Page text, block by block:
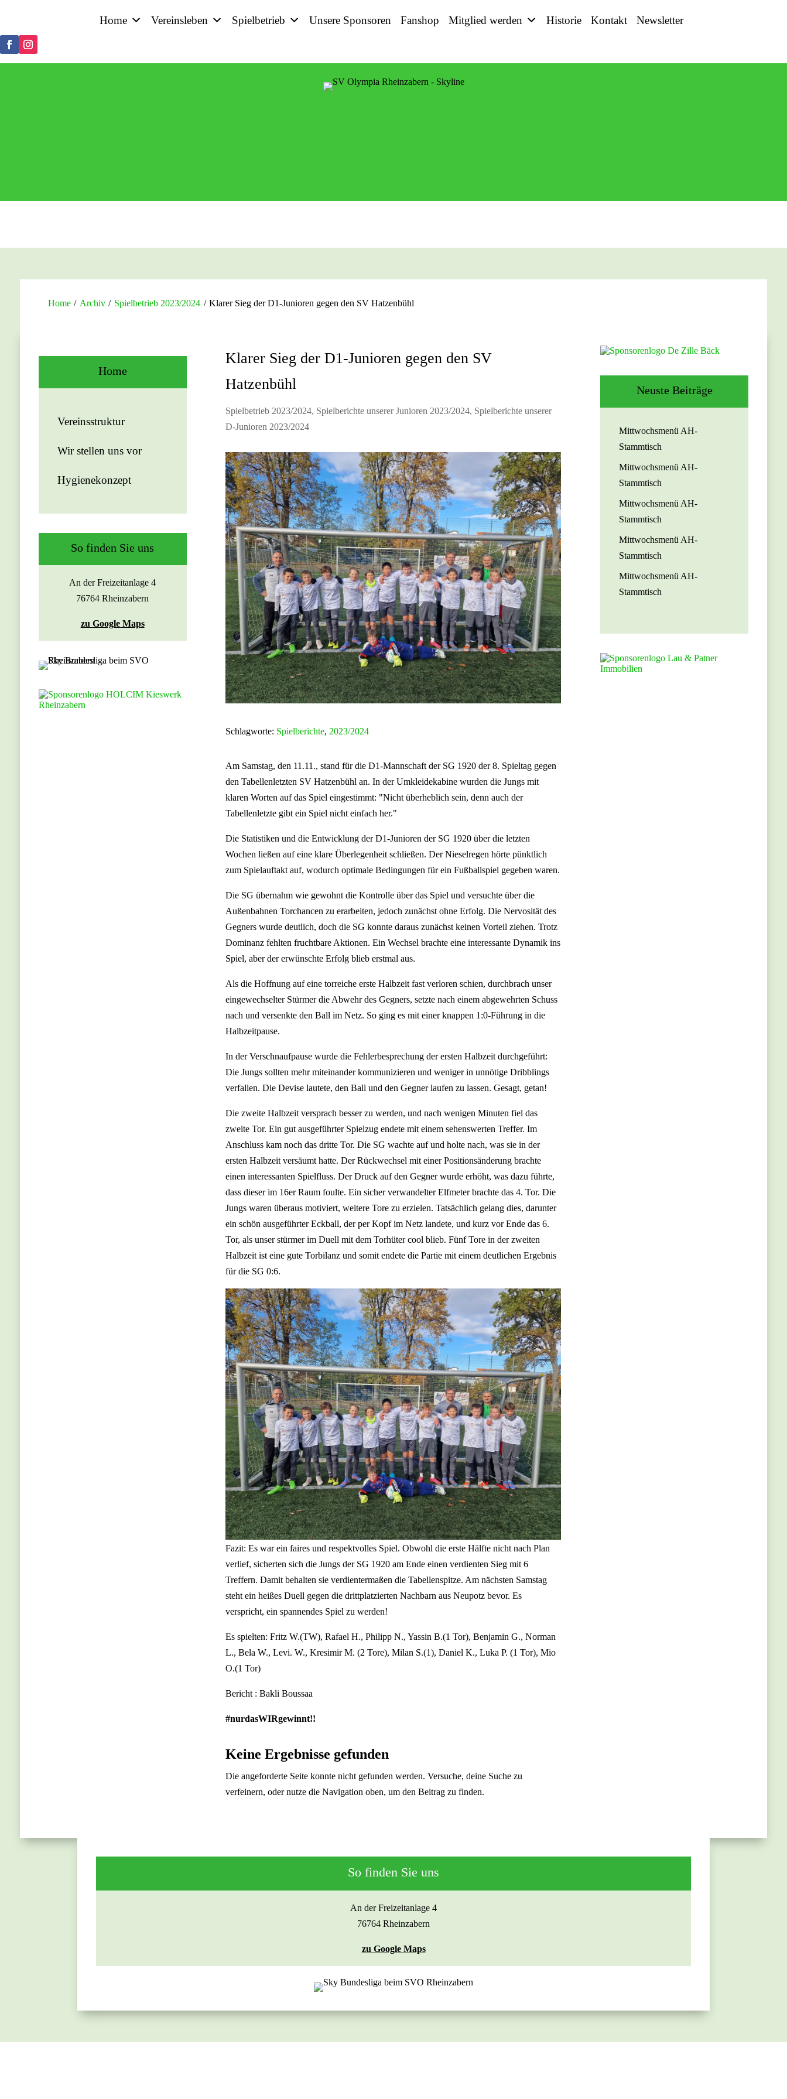
Home Vereinsleben Spielbetrieb Unsere Sponsoren Fanshop Mitglied werden Historie Kontakt Newsletter
Home / Archiv / Spielbetrieb 2023/2024 / Klarer Sieg der D1-Junioren gegen den SV Hatzenbühl
Home
Vereinsstruktur
Wir stellen uns vor
Hygienekonzept
So finden Sie uns
An der Freizeitanlage 4
76764 Rheinzabern
zu Google Maps
Klarer Sieg der D1-Junioren gegen den SV
Hatzenbühl
Spielbetrieb 2023/2024, Spielberichte unserer Junioren 2023/2024, Spielberichte unserer
D-Junioren 2023/2024
Schlagworte: Spielberichte, 2023/2024
Am Samstag, den 11.11., stand für die D1-Mannschaft der SG 1920 der 8. Spieltag gegen
den Tabellenletzten SV Hatzenbühl an. In der Umkleidekabine wurden die Jungs mit
klaren Worten auf das Spiel eingestimmt: "Nicht überheblich sein, denn auch der
Tabellenletzte gibt ein Spiel nicht einfach her."
Die Statistiken und die Entwicklung der D1-Junioren der SG 1920 über die letzten
Wochen ließen auf eine klare Überlegenheit schließen. Der Nieselregen hörte pünktlich
zum Spielauftakt auf, wodurch optimale Bedingungen für ein Fußballspiel gegeben waren.
Die SG übernahm wie gewohnt die Kontrolle über das Spiel und versuchte über die
Außenbahnen Torchancen zu erarbeiten, jedoch zunächst ohne Erfolg. Die Nervosität des
Gegners wurde deutlich, doch die SG konnte daraus zunächst keinen Vorteil ziehen. Trotz
Dominanz fehlten fruchtbare Aktionen. Ein Wechsel brachte eine interessante Dynamik ins
Spiel, aber der erwünschte Erfolg blieb erstmal aus.
Als die Hoffnung auf eine torreiche erste Halbzeit fast verloren schien, durchbrach unser
eingewechselter Stürmer die Abwehr des Gegners, setzte nach einem abgewehrten Schuss
nach und versenkte den Ball im Netz. So ging es mit einer knappen 1:0-Führung in die
Halbzeitpause.
In der Verschnaufpause wurde die Fehlerbesprechung der ersten Halbzeit durchgeführt:
Die Jungs sollten mehr miteinander kommunizieren und weniger in unnötige Dribblings
verfallen. Die Devise lautete, den Ball und den Gegner laufen zu lassen. Gesagt, getan!
Die zweite Halbzeit versprach besser zu werden, und nach wenigen Minuten fiel das
zweite Tor. Ein gut ausgeführter Spielzug endete mit einem sehenswerten Treffer. Im
Anschluss kam noch das dritte Tor. Die SG wachte auf und holte nach, was sie in der
ersten Halbzeit versäumt hatte. Der Rückwechsel mit einer Positionsänderung brachte
einen interessanten Spielfluss. Der Druck auf den Gegner wurde erhöht, was dazu führte,
dass dieser im 16er Raum foulte. Ein sicher verwandelter Elfmeter brachte das 4. Tor. Die
Jungs waren überaus motiviert, weitere Tore zu erzielen. Tatsächlich gelang dies, darunter
ein schön ausgeführter Eckball, der per Kopf im Netz landete, und kurz vor Ende das 6.
Tor, als unser stürmer im Duell mit dem Torhüter cool blieb. Fünf Tore in der zweiten
Halbzeit ist eine gute Torbilanz und somit endete die Partie mit einem deutlichen Ergebnis
für die SG 0:6.
Fazit: Es war ein faires und respektvolles Spiel. Obwohl die erste Hälfte nicht nach Plan
verlief, sicherten sich die Jungs der SG 1920 am Ende einen verdienten Sieg mit 6
Treffern. Damit behalten sie verdientermaßen die Tabellenspitze. Am nächsten Samstag
steht ein heißes Duell gegen die drittplatzierten Nachbarn aus Neupotz bevor. Es
verspricht, ein spannendes Spiel zu werden!
Es spielten: Fritz W.(TW), Rafael H., Philipp N., Yassin B.(1 Tor), Benjamin G., Norman
L., Bela W., Levi. W., Kresimir M. (2 Tore), Milan S.(1), Daniel K., Luka P. (1 Tor), Mio
O.(1 Tor)
Bericht : Bakli Boussaa
#nurdasWIRgewinnt!!
Keine Ergebnisse gefunden
Die angeforderte Seite konnte nicht gefunden werden. Versuche, deine Suche zu
verfeinern, oder nutze die Navigation oben, um den Beitrag zu finden.
Neuste Beiträge
Mittwochsmenü AH-
Stammtisch
Mittwochsmenü AH-
Stammtisch
Mittwochsmenü AH-
Stammtisch
Mittwochsmenü AH-
Stammtisch
Mittwochsmenü AH-
Stammtisch
So finden Sie uns
An der Freizeitanlage 4
76764 Rheinzabern
zu Google Maps